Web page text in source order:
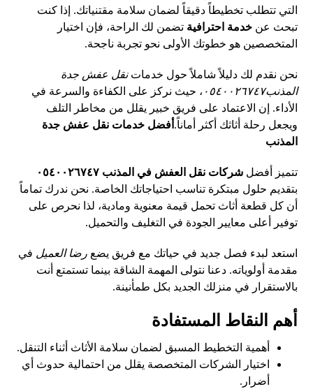
التي تتطلب تخطيطاً دقيقاً لضمان سلامة مقتنياتك. إذا كنت
تبحث عنخدمة احترافية تضمن لك الراحة، فإن اختيار
المتخصصين هو خطوتك الأولى نحو تجربة ناجحة.
نحن نقدم لك دليلاً شاملاً حول خدماتنقل عفش جدة
المذنب٠٥٤٠٠٢٦٧٤٧
، حيث نركز على الكفاءة والسرعة في
الأداء. إن الاعتماد على فريق خبير يقلل من مخاطر التلف
ويجعل رحلة أثاثك أكثر أماناً. أفضل خدمات نقل عفش جدة
المذنب
تتميز أفضلشركات نقل العفش في المذنب ٠٥٤٠٠٢٦٧٤٧
بتقديم حلول مبتكرة تناسب احتياجاتك الخاصة. نحن ندرك تماماً
أن كل قطعة أثاث تحمل قيمة معنوية ومادية، لذا نحرص على
توفير أعلى معايير الجودة في التغليف والتحميل.
استعد لبدء فصل جديد في حياتك مع فريق يضعرضا العميل في
مقدمة أولوياته. دعنا نتولى المهمة الشاقة بينما تستمتع أنت
بالاستقرار في منزلك الجديد بكل طمأنينة.
أهم النقاط المستفادة
أهمية التخطيط المسبق لضمان سلامة الأثاث أثناء التنقل.
اختيار الشركات المتخصصة يقلل من احتمالية حدوث أي
أضرار.